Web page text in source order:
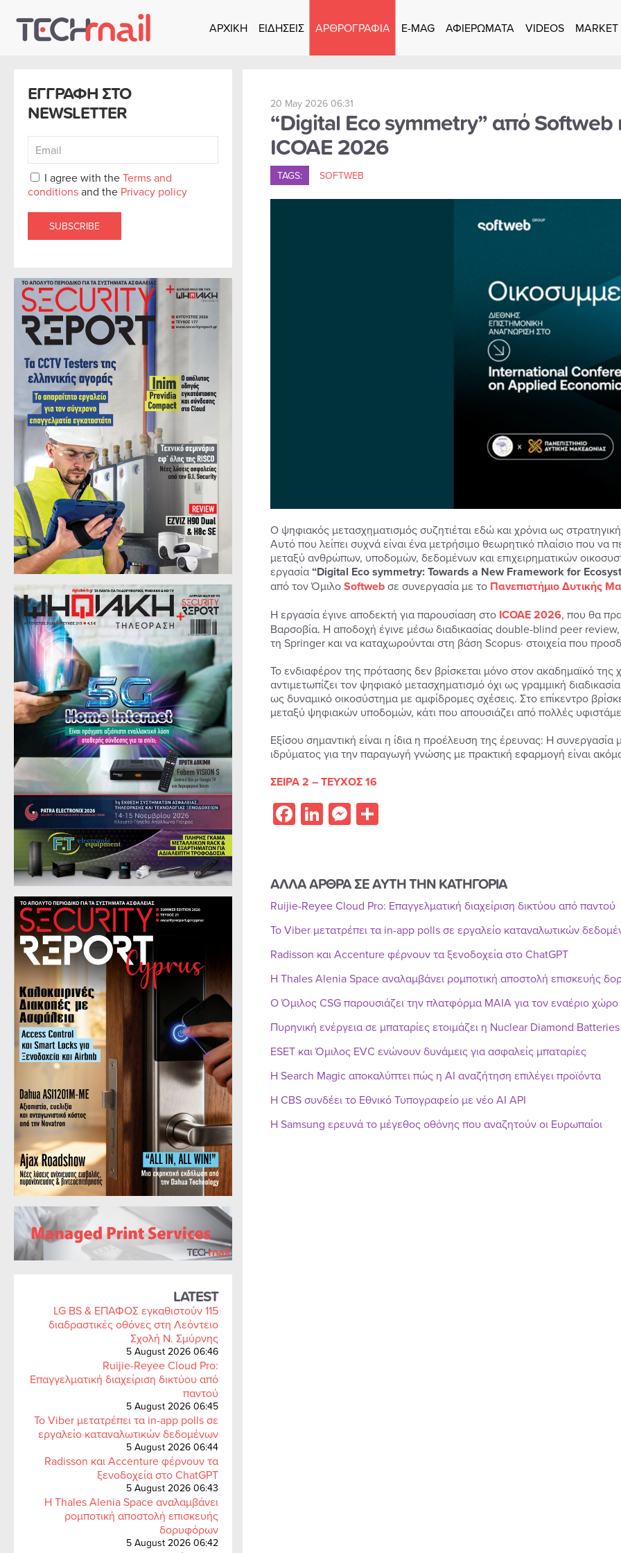
Skip to main content
ΑΡΧΙΚΗ ΕΙΔΗΣΕΙΣ ΑΡΘΡΟΓΡΑΦΙΑ E-MAG ΑΦΙΕΡΩΜΑΤΑ VIDEOS MARKET
ΕΓΓΡΑΦΗ ΣΤΟ
NEWSLETTER
I agree with theTerms and
conditionsand the Privacy policy
SUBSCRIBE
LATEST
LG BS & ΕΠΑΦΟΣ εγκαθιστούν 115
διαδραστικές οθόνες στη Λεόντειο
Σχολή Ν. Σμύρνης
5 August 2026 06:46
Ruijie-Reyee Cloud Pro:
Επαγγελματική διαχείριση δικτύου από
παντού
5 August 2026 06:45
Το Viber μετατρέπει τα in-app polls σε
εργαλείο καταναλωτικών δεδομένων
5 August 2026 06:44
Radisson και Accenture φέρνουν τα
ξενοδοχεία στο ChatGPT
5 August 2026 06:43
Η Thales Alenia Space αναλαμβάνει
ρομποτική αποστολή επισκευής
δορυφόρων
5 August 2026 06:42
20 May 2026 06:31
“Digital Eco symmetry” από Softweb
ICOAE 2026
TAGS: SOFTWEB
Ο ψηφιακός μετασχηματισμός συζητιέται εδώ και χρόνια ως
Αυτό που λείπει συχνά είναι ένα μετρήσιμο θεωρητικό πλαίσιο που να
μεταξύ ανθρώπων, υποδομών, δεδομένων και επιχειρηματικών
εργασία“Digital Ecosymmetry:Towards a NewFrameworkfor
από τον ΌμιλοSoftwebσε συνεργασία με το Πανεπιστήμιο Δυτικής
Η εργασία έγινε αποδεκτή για παρουσίαση στο ICOAE 2026, που θα
Βαρσοβία. Η αποδοχή έγινε μέσω διαδικασίας double-blind peer
τη Springer και να καταχωρούνται στη βάση Scopus· στοιχεία που
Το ενδιαφέρον της πρότασης δεν βρίσκεται μόνο στον ακαδημαϊκό της
αντιμετωπίζει τον ψηφιακό μετασχηματισμό όχι ως γραμμική
ως δυναμικό οικοσύστημα με αμφίδρομες σχέσεις. Στο επίκεντρο
μεταξύ ψηφιακών υποδομών, κάτι που απουσιάζει από πολλές
Εξίσου σημαντική είναι η ίδια η προέλευση της έρευνας: Η συνεργασία
ιδρύματος για την παραγωγή γνώσης με πρακτική εφαρμογή είναι
ΣΕΙΡΑ 2 – ΤΕΥΧΟΣ 16
Facebook
LinkedIn
Messenger
Share
ΑΛΛΑ ΑΡΘΡΑ ΣΕ ΑΥΤΗ ΤΗΝ ΚΑΤΗΓΟΡΙΑ
Ruijie-Reyee Cloud Pro: Επαγγελματική διαχείριση δικτύου από παντού
Το Viber μετατρέπει τα in-app polls σε εργαλείο καταναλωτικών
Radisson και Accenture φέρνουν τα ξενοδοχεία στο ChatGPT
Η Thales Alenia Space αναλαμβάνει ρομποτική αποστολή επισκευής
Ο Όμιλος CSG παρουσιάζει την πλατφόρμα MAIA για τον εναέριο χώρο
Πυρηνική ενέργεια σε μπαταρίες ετοιμάζει η Nuclear Diamond Batteries
ESET και Όμιλος EVC ενώνουν δυνάμεις για ασφαλείς μπαταρίες
Η Search Magic αποκαλύπτει πώς η AI αναζήτηση επιλέγει προϊόντα
Η CBS συνδέει το Εθνικό Τυπογραφείο με νέο AI API
Η Samsung ερευνά το μέγεθος οθόνης που αναζητούν οι Ευρωπαίοι